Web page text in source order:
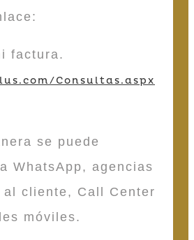
factura.
Consultas.aspx
se puede
WhatsApp, agencias
al cliente, Call Center
móviles.